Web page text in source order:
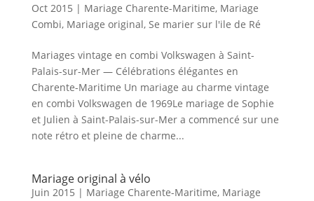
Oct 2015 | Mariage Charente-Maritime, Mariage
Combi, Mariage original, Se marier sur l'ile de Ré
Mariages vintage en combi Volkswagen à Saint-
Palais-sur-Mer — Célébrations élégantes en
Charente-Maritime Un mariage au charme vintage
en combi Volkswagen de 1969Le mariage de Sophie
et Julien à Saint-Palais-sur-Mer a commencé sur une
note rétro et pleine de charme...
Mariage original à vélo
Juin 2015 | Mariage Charente-Maritime, Mariage